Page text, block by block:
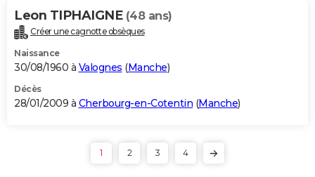
Leon TIPHAIGNE (48 ans)
Créer une cagnotte obsèques
Naissance
30/08/1960 à Valognes (Manche)
Décès
28/01/2009 à Cherbourg-en-Cotentin (Manche)
1 2 3 4